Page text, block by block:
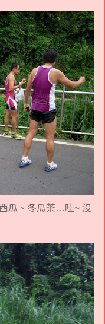
瓜、冬瓜茶…哇~ 沒